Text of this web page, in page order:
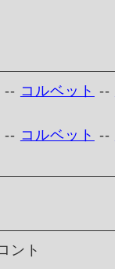
-- コルベット --
-- コルベット --
ント